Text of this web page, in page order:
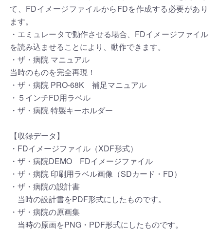
て、FDイメージファイルからFDを作成する必要があり
ます。
・エミュレータで動作させる場合、FDイメージファイル
を読み込ませることにより、動作できます。
・ザ・病院 マニュアル
当時のものを完全再現！
・ザ・病院 PRO-68K 補足マニュアル
・５インチFD用ラベル
・ザ・病院 特製キーホルダー
【収録データ】
・FDイメージファイル（XDF形式）
・ザ・病院DEMO FDイメージファイル
・ザ・病院 印刷用ラベル画像（SDカード・FD）
・ザ・病院の設計書
当時の設計書をPDF形式にしたものです。
・ザ・病院の原画集
当時の原画をPNG・PDF形式にしたものです。